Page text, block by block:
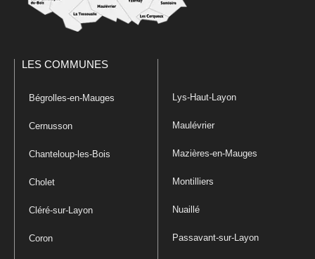
LES COMMUNES
Bégrolles-en-Mauges
Cernusson
Chanteloup-les-Bois
Cholet
Cléré-sur-Layon
Coron
Lys-Haut-Layon
Maulévrier
Mazières-en-Mauges
Montilliers
Nuaillé
Passavant-sur-Layon